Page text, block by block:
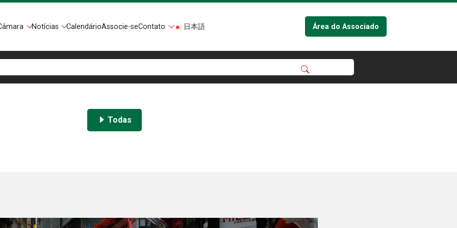
Notícias CalendárioAssocie-seContato 日本語 Área do Associado
Todas